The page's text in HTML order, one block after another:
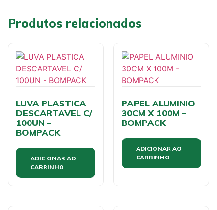
Produtos relacionados
LUVA PLASTICA
DESCARTAVEL C/
100UN –
BOMPACK
ADICIONAR AO
CARRINHO
PAPEL ALUMINIO
30CM X 100M –
BOMPACK
ADICIONAR AO
CARRINHO